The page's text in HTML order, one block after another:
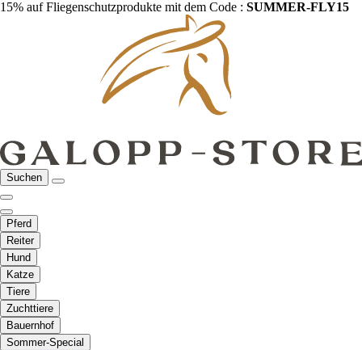
15% auf Fliegenschutzprodukte mit dem Code : SUMMER-FLY15
Suchen
Pferd
Reiter
Hund
Katze
Tiere
Zuchttiere
Bauernhof
Sommer-Special